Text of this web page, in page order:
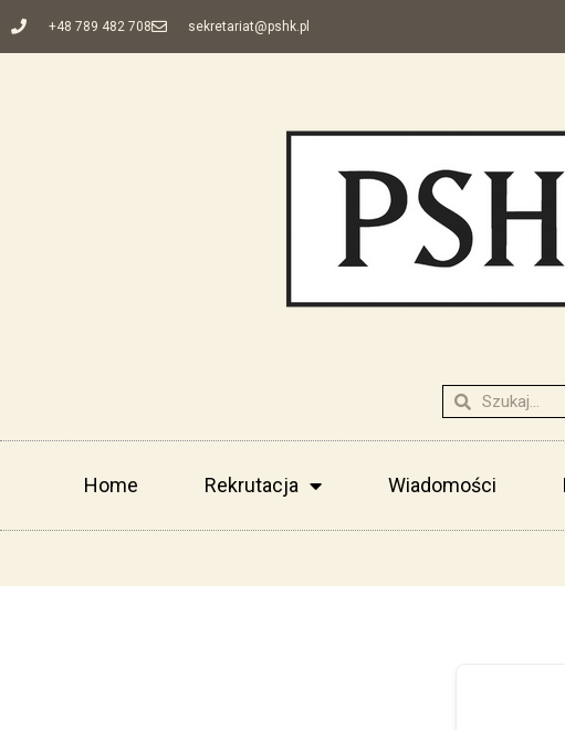
+48 789 482 708 sekretariat@pshk.pl
Home Rekrutacja Wiadomości